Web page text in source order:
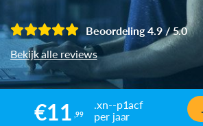
Beoordeling 4.9 / 5.0
Bekijk alle reviews
€11 ,99
.xn--p1acf
per jaar